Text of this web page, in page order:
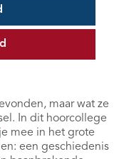
maar wat ze
In dit hoorcollege
mee in het grote
een geschiedenis